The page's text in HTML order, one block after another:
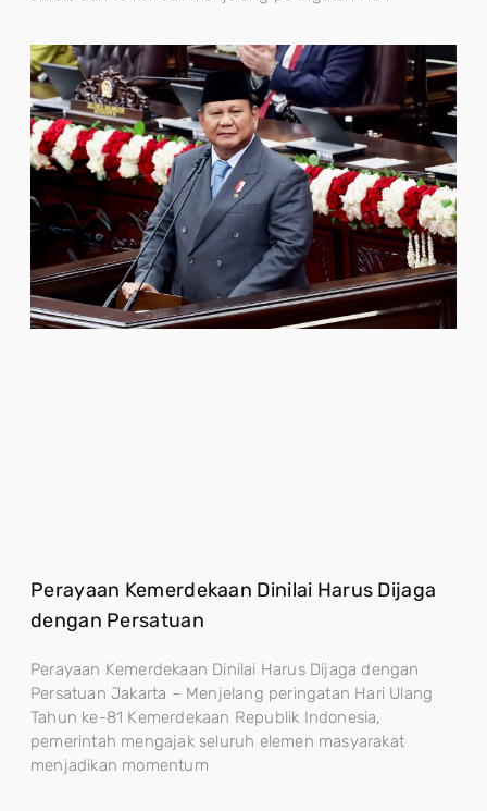
Perayaan Kemerdekaan Dinilai Harus Dijaga
dengan Persatuan
Perayaan Kemerdekaan Dinilai Harus Dijaga dengan
Persatuan Jakarta – Menjelang peringatan Hari Ulang
Tahun ke-81 Kemerdekaan Republik Indonesia,
pemerintah mengajak seluruh elemen masyarakat
menjadikan momentum